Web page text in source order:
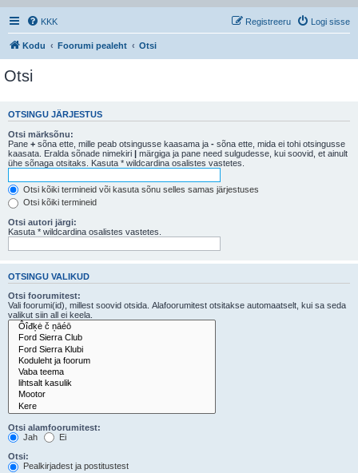
KKK Logi sisse
Registreeru
Kodu Foorumi pealeht Otsi
Otsi
OTSINGU JÄRJESTUS
Otsi märksõnu:
Pane + sõna ette, mille peab otsingusse kaasama ja - sõna ette, mida ei tohi otsingusse
kaasata. Eralda sõnade nimekiri | märgiga ja pane need sulgudesse, kui soovid, et ainult
ühe sõnaga otsitaks. Kasuta * wildcardina osalistes vastetes.
Otsi kõiki termineid või kasuta sõnu selles samas järjestuses
Otsi kõiki termineid
Otsi autori järgi:
Kasuta * wildcardina osalistes vastetes.
OTSINGU VALIKUD
Otsi foorumitest:
Vali foorumi(id), millest soovid otsida. Alafoorumitest otsitakse automaatselt, kui sa seda
valikut siin all ei keela.
Otsi alamfoorumitest:
Jah
Ei
Otsi:
Pealkirjadest ja postitustest